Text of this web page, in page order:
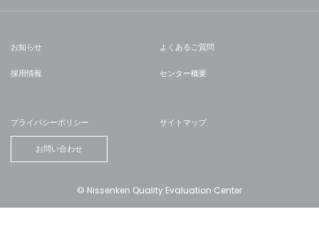
お知らせ よくあるご質問
採用情報 センター概要
プライバシーポリシー サイトマップ
お問い合わせ
© Nissenken Quality Evaluation Center